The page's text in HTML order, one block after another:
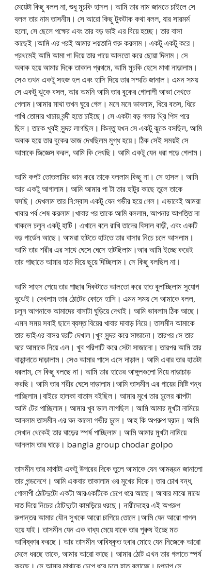
মেয়েটা কিছু বলল না, শুধু মুচকি হাসল। আমি তার নাম জানতে চাইলে সে
বলল তার নাম তাসনীম। সে আরো কিছু টুকটাক কথা বলল, যার সারমর্ম
হলো, সে ছেলে পক্ষের এবং তার বড় ভাই এর বিয়ে হচ্ছে। তার বাসা
কাছেই।আমি এর পরই আমার শয়তানি শুরু করলাম। একটু একটু করে।
প্রথমেই আমি আমা পা দিয়ে তার পায়ে আলতো করে ছোয়া দিলাম। সে
অবাক হয়ে আমার দিকে তাকাল প্রথমে, আমি মুচকি হেসে মাথা নাড়ালাম।
সেও তখন একটু সহজ হল এবং হাসি দিয়ে তার সম্মতি জানাল। এমন সময়
সে একটু ঝুকে বসল, আর অমনি আমি তার বুকের গোলাপী আভা দেখতে
পেলাম।আমার মাথা তখন ঘুরে গেল। মনে মনে ভাবলাম, ধিরে বতস, ধিরে
পাখি তোমার খাচায় বন্দী হতে চাইছে। সে একটা বড় গলার থ্রি পিস পরে
ছিল। তাকে খুবই সুন্দর লাগছিল। কিন্তু যখন সে একটু ঝুকে বসছিল, আমি
অবাক হয়ে তার বুকের ভাজ দেখছিলম মুগ্ধ হয়ে। ঠিক সেই সময়ই সে
আমাকে জিজ্ঞেস করল, আমি কি দেখছি। আমি একটু যেন ধরা পড়ে গেলাম।
আমি কপট তোতলামির ভান করে তাকে বললাম কিছু না। সে হাসল। আমি
আর একটু আগালাম। আমি আমার পা টা তার হাটুর কাছে তুলে তাকে
ঘসছি। দেখলাম তার নি:স্বাস একটু যেন গভীর হয়ে গেল। এভাবেই আমরা
খাবার পর্ব শেষ করলাম।খাবার পর তাকে আমি বললাম, আপনার আপত্তি না
থাকলে চলুন একটু হাটি। এখানে বলে রাখি তাদের বিসাল বাড়ী, এবং একটি
বড় গার্ডেন আছে। আমরা হাটতে হাটতে তার বাসার নিচে চলে আসলাম।
আমি তার শরীর এর সাথে ঘেসে ঘেসে হাটছিলাম।আর আমি ইচ্ছে করেই
তার পাছাতে আমার হাত দিয়ে ছুয়ে দিচ্ছিলাম। সে কিছু বলছিল না।
আমি সাহস পেয়ে তার পাছার দিকটাতে আলতো করে হাত বুলাচ্ছিলাম সুযোগ
বুঝেই। দেখলাম তার ঠোটের কোনে হাসি। এমন সময় সে আমাকে বলল,
চলুন আপনাকে আমাদের বাসাটা ঘুড়িয়ে দেখাই। আমি ভাবলাম ঠিক আছে।
এমন সময় সবাই ছাদে ব্যস্ত বিয়ের খাবার দাবাড় নিয়ে। তাসমীন আমাকে
তার ভাইএর বাসর ঘরটি দেখাল।খুব সুন্দর করে সাজানো। তারপর সে তার
ঘরে আমাকে নিয়ে এল। খুব পরিপাটি করে সেটা সাজানো। তারপর আমি তার
বাড়ান্দাতে দাড়ালাম। সেও আমার পাসে এসে দাড়াল। আমি এবার তার হাতটা
ধরলাম, সে কিছু বলছে না। আমি তার হাতের আঙ্গুলগুলো নিয়ে নাড়াচাড়
করছি। আমি তার শরীর ঘেসে দাড়ালাম।আমি তাসমীন এর গায়ের মিষ্টি গন্ধ
পাচ্ছিলাম।বাইরে হালকা বাতাস বইছিল। আমার মুখে তার চুলের ঝাপটা
আমি টের পাচ্ছিলাম। আমার খুব ভাল লাগছিল। আমি আমার মুখটা নামিয়ে
আনলাম তাসমীন এর ঘন কালো গভীর চুলে। আহ কি অপরুপ ঘ্রান। আমি
সেখান থেকেই তার ঘাড়ের স্পর্ষ পাচ্ছিলাম। আমি আমার মুখটা নামিয়ে
আনলাম তার ঘাড়ে। bangla group chodar golpo
তাসমীন তার মাথাটা একটু উপরের দিকে তুলে আমাকে যেন আমন্ত্রন জানালো
তার গন্ডদেশে। আমি একবার তাকালাম ওর মুখের দিকে। তার চোখ বন্ধ,
গোলাপী ঠোটদুটো একটা আরএকটিকে চেপে ধরে আছে। আবার মাঝে মাঝে
দাত দিয়ে নিচের ঠোটদুটো কামড়িয়ে ধরছে। নারীদেহের এই অপরুপ
রুপান্তর আমার যৌন সুখকে আরো চাগিয়ে তোলে।আমি যেন আরো পাগল
হয়ে যাই। তাসমীন যেন এক বাধ্য মেয়ে যাকে তার পুরুষ ইচ্ছে মত
আবিষ্কার করছে। আর তাসমীন আবিষ্কৃত হবার মোহে যেন নিজেকে আরো
মেলে ধরছে তাকে, আমার আরো কাছে। আমার ঠোট এখন তার গলাতে স্পর্ষ